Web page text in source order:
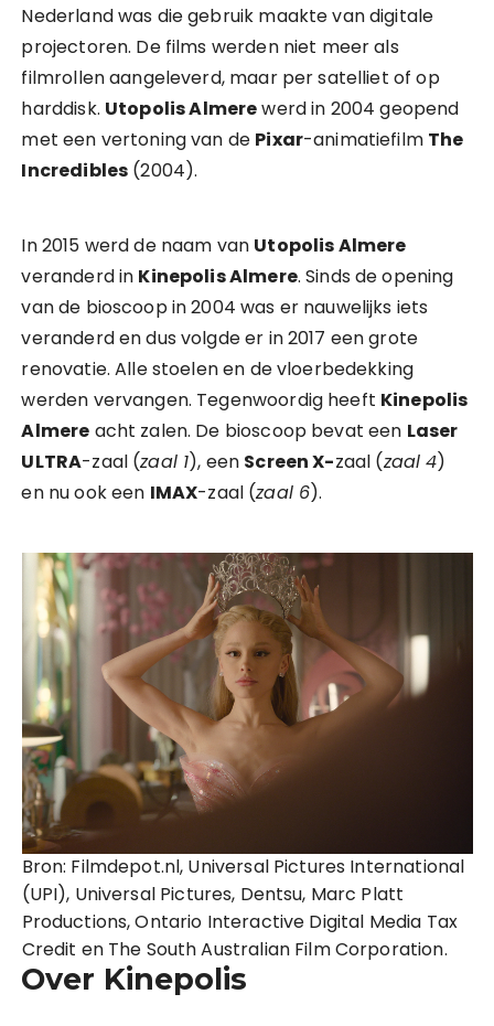
Nederland was die gebruik maakte van digitale
projectoren. De films werden niet meer als
filmrollen aangeleverd, maar per satelliet of op
harddisk. Utopolis Almerewerd in 2004 geopend
met een vertoning van de Pixar-animatiefilm The
Incredibles (2004).
In 2015 werd de naam van Utopolis Almere
veranderd in Kinepolis Almere. Sinds de opening
van de bioscoop in 2004 was er nauwelijks iets
veranderd en dus volgde er in 2017 een grote
renovatie. Alle stoelen en de vloerbedekking
werden vervangen. Tegenwoordig heeft Kinepolis
Almere acht zalen. De bioscoop bevat een Laser
ULTRA-zaal (zaal 1), een Screen X-zaal (zaal 4)
en nu ook een IMAX-zaal (zaal 6).
Bron: Filmdepot.nl, Universal Pictures International
(UPI), Universal Pictures, Dentsu, Marc Platt
Productions, Ontario Interactive Digital Media Tax
Credit en The South Australian Film Corporation.
Over Kinepolis